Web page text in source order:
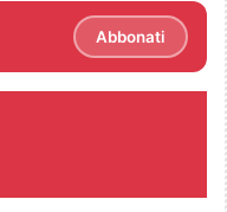
Abbonati